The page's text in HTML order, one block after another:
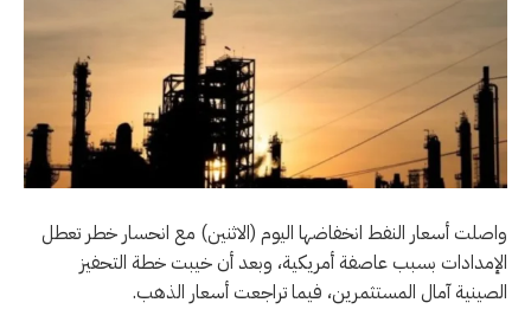
واصلت أسعار النفط انخفاضها اليوم (الاثنين) مع انحسار خطر تعطل
الإمدادات بسبب عاصفة أمريكية، وبعد أن خيبت خطة التحفيز
الصينية آمال المستثمرين، فيما تراجعت أسعار الذهب.